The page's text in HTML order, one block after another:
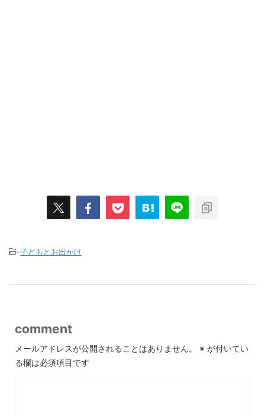
-子どもとお出かけ
comment
メールアドレスが公開されることはありません。 ※ が付いてい
る欄は必須項目です